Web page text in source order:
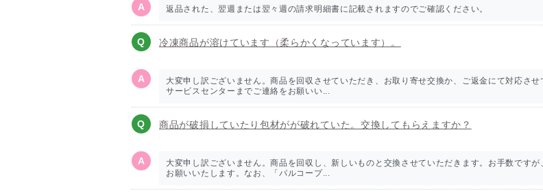
返品された、翌週または翌々週の請求明細書に記載されますのでご確認ください。
冷凍商品が溶けています（柔らかくなっています）。
大変申し訳ございません。商品を回収させていただき、お取り寄せ交換か、ご返金にて対応さ
サービスセンターまでご連絡をお願いい...
商品が破損していたり包材がが破れていた。交換してもらえますか？
大変申し訳ございません。商品を回収し、新しいものと交換させていただきます。お手数です
お願いいたします。なお、「パルコープ...